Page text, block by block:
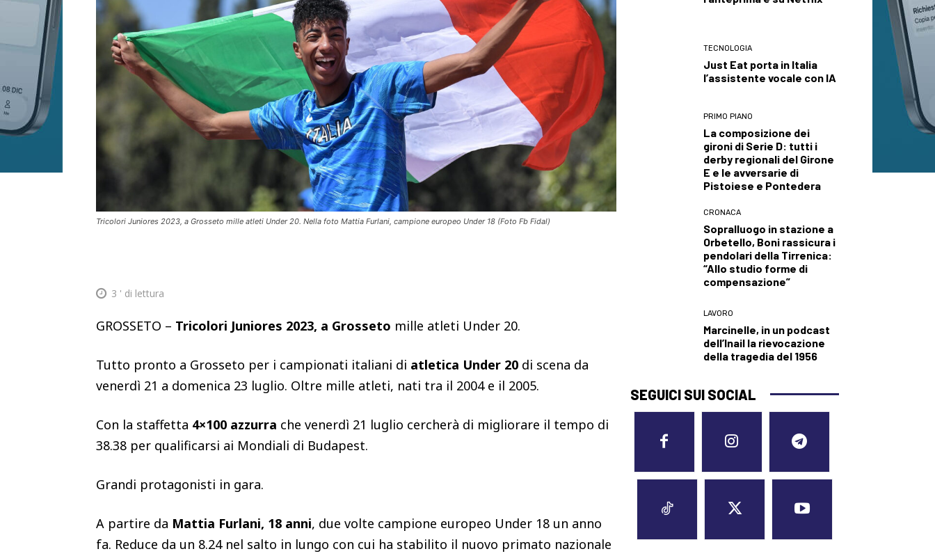
Tricolori Juniores 2023, a Grosseto mille atleti Under 20. Nella foto Mattia Furlani, campione europeo Under 18 (Foto Fb Fidal)
3 ' di lettura
GROSSETO – Tricolori Juniores 2023, a Grosseto mille atleti Under 20.
Tutto pronto a Grosseto per i campionati italiani di atletica Under 20 di scena da
venerdì 21 a domenica 23 luglio. Oltre mille atleti, nati tra il 2004 e il 2005.
Con la staffetta 4×100 azzurra che venerdì 21 luglio cercherà di migliorare il tempo di
38.38 per qualificarsi ai Mondiali di Budapest.
Grandi protagonisti in gara.
A partire da Mattia Furlani, 18 anni, due volte campione europeo Under 18 un anno
fa. Reduce da un 8.24 nel salto in lungo con cui ha stabilito il nuovo primato nazionale
TECNOLOGIA
Just Eat porta in Italia
l’assistente vocale con IA
PRIMO PIANO
La composizione dei
gironi di Serie D: tutti i
derby regionali del Girone
E e le avversarie di
Pistoiese e Pontedera
CRONACA
Sopralluogo in stazione a
Orbetello, Boni rassicura i
pendolari della Tirrenica:
“Allo studio forme di
compensazione”
LAVORO
Marcinelle, in un podcast
dell’Inail la rievocazione
della tragedia del 1956
SEGUICI SUI SOCIAL